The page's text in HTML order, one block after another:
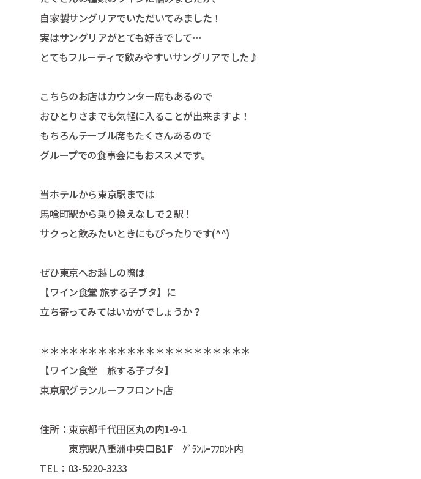
自家製サングリアでいただいてみました！
実はサングリアがとても好きでして…
とてもフルーティで飲みやすいサングリアでした♪
こちらのお店はカウンター席もあるので
おひとりさまでも気軽に入ることが出来ますよ！
もちろんテーブル席もたくさんあるので
グループでの食事会にもおススメです。
当ホテルから東京駅までは
馬喰町駅から乗り換えなしで２駅！
サクっと飲みたいときにもぴったりです(^^)
ぜひ東京へお越しの際は
【ワイン食堂 旅する子ブタ】に
立ち寄ってみてはいかがでしょうか？
＊＊＊＊＊＊＊＊＊＊＊＊＊＊＊＊＊＊＊＊＊＊
【ワイン食堂 旅する子ブタ】
東京駅グランルーフフロント店
住所：東京都千代田区丸の内1-9-1
東京駅八重洲中央口B1F ｸﾞﾗﾝﾙｰﾌﾌﾛﾝﾄ内
TEL：03-5220-3233